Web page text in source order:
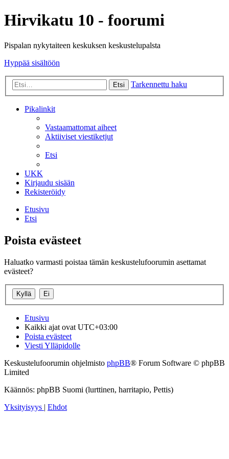
Hirvikatu 10 - foorumi
Pispalan nykytaiteen keskuksen keskustelupalsta
Hyppää sisältöön
Etsi Tarkennettu haku
Pikalinkit
Vastaamattomat aiheet
Aktiiviset viestiketjut
Etsi
UKK
Kirjaudu sisään
Rekisteröidy
Etusivu
Etsi
Poista evästeet
Haluatko varmasti poistaa tämän keskustelufoorumin asettamat
evästeet?
Etusivu
Kaikki ajat ovat UTC+03:00
Poista evästeet
Viesti Ylläpidolle
Keskustelufoorumin ohjelmisto phpBB® Forum Software © phpBB
Limited
Käännös: phpBB Suomi (lurttinen, harritapio, Pettis)
Yksityisyys | Ehdot